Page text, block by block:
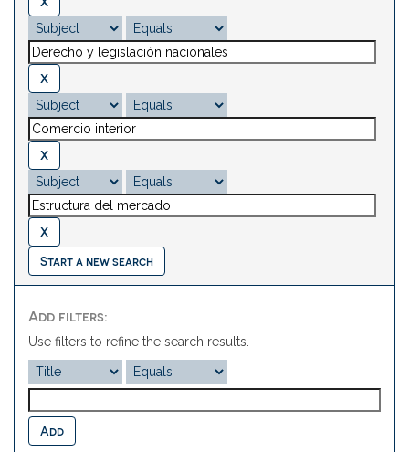
Start a new search
Add filters:
Use filters to refine the search results.